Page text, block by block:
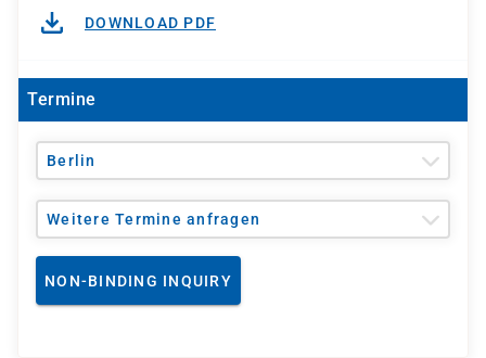
DOWNLOAD PDF
Termine
Berlin
Weitere Termine anfragen
NON-BINDING INQUIRY